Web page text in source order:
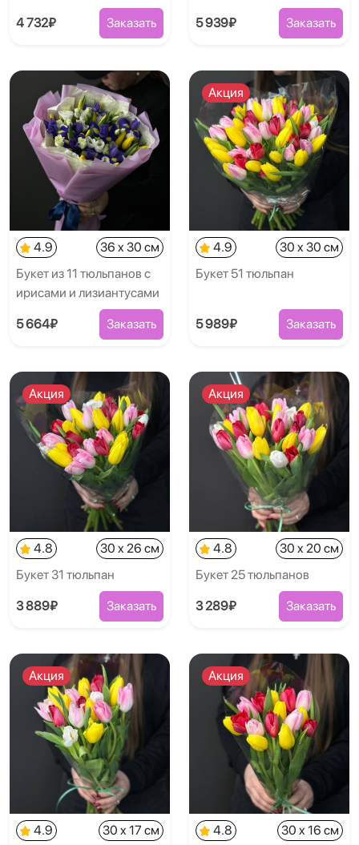
4 732₽ Заказать 5 939₽ Заказать
4.9
36 x 30 см
Букет из 11 тюльпанов с
ирисами и лизиантусами
5 664₽ Заказать
Акция
4.9
30 x 30 см
Букет 51 тюльпан
5 989₽ Заказать
Акция
4.8
30 x 26 см
Букет 31 тюльпан
3 889₽ Заказать
Акция
4.8
30 x 20 см
Букет 25 тюльпанов
3 289₽ Заказать
Акция
4.9
30 x 17 см
Акция
4.8
30 x 16 см